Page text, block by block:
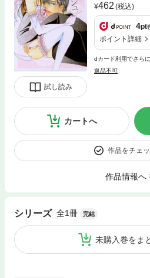
試し読み
462 (税込)
4pt
ポイント詳細
dカード利用でさら
返品不可
カートへ
作品をチェ
作品情報へ
シリーズ 全1冊 完結
未購入巻をま